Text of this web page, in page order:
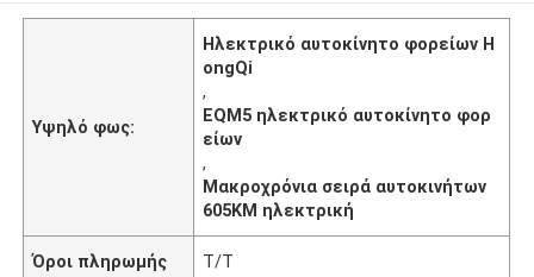
Υψηλό φως:
Ηλεκτρικό αυτοκίνητο φορείων H
ongQi
,
EQM5 ηλεκτρικό αυτοκίνητο φορ
είων
,
Μακροχρόνια σειρά αυτοκινήτων
605KM ηλεκτρική
Όροι πληρωμής T/T